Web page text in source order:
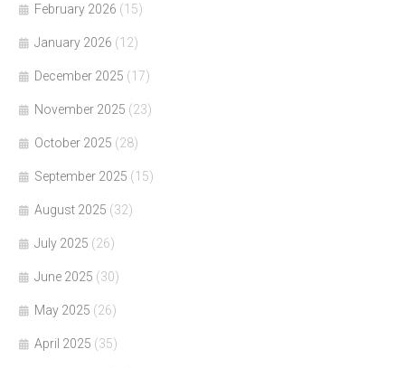
February 2026 (15)
January 2026 (12)
December 2025 (17)
November 2025 (23)
October 2025 (28)
September 2025 (15)
August 2025 (32)
July 2025 (26)
June 2025 (30)
May 2025 (26)
April 2025 (35)